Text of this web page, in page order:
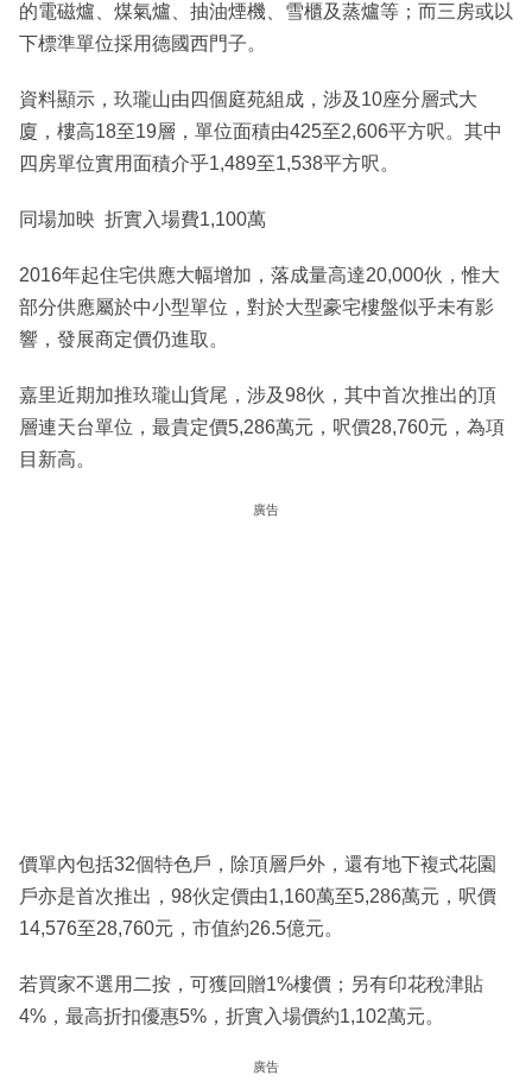
的電磁爐、煤氣爐、抽油煙機、雪櫃及蒸爐等；而三房或以
下標準單位採用德國西門子。
資料顯示，玖瓏山由四個庭苑組成，涉及10座分層式大
廈，樓高18至19層，單位面積由425至2,606平方呎。其中
四房單位實用面積介乎1,489至1,538平方呎。
同場加映 折實入場費1,100萬
2016年起住宅供應大幅增加，落成量高達20,000伙，惟大
部分供應屬於中小型單位，對於大型豪宅樓盤似乎未有影
響，發展商定價仍進取。
嘉里近期加推玖瓏山貨尾，涉及98伙，其中首次推出的頂
層連天台單位，最貴定價5,286萬元，呎價28,760元，為項
目新高。
廣告
價單內包括32個特色戶，除頂層戶外，還有地下複式花園
戶亦是首次推出，98伙定價由1,160萬至5,286萬元，呎價
14,576至28,760元，市值約26.5億元。
若買家不選用二按，可獲回贈1%樓價；另有印花稅津貼
4%，最高折扣優惠5%，折實入場價約1,102萬元。
廣告